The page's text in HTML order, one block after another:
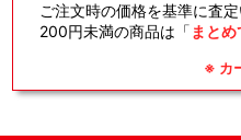
ご注文時の価格を基準に査定
200円未満の商品は「 まと
※ カ